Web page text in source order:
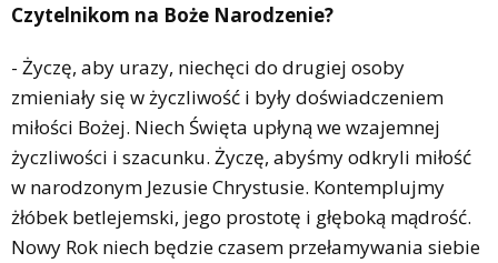
Czytelnikom na Boże Narodzenie?
- Życzę, aby urazy, niechęci do drugiej osoby
zmieniały się w życzliwość i były doświadczeniem
miłości Bożej. Niech Święta upłyną we wzajemnej
życzliwości i szacunku. Życzę, abyśmy odkryli miłość
w narodzonym Jezusie Chrystusie. Kontemplujmy
żłóbek betlejemski, jego prostotę i głęboką mądrość.
Nowy Rok niech będzie czasem przełamywania siebie